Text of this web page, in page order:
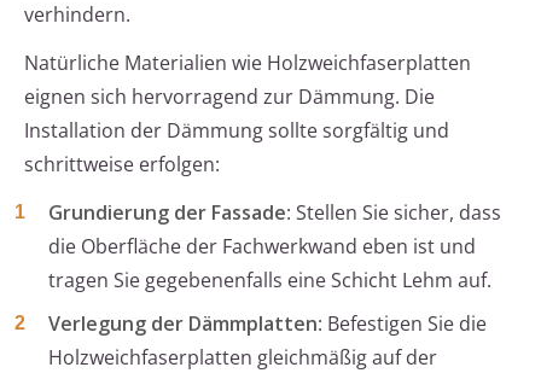
verhindern.
Natürliche Materialien wie Holzweichfaserplatten
eignen sich hervorragend zur Dämmung. Die
Installation der Dämmung sollte sorgfältig und
schrittweise erfolgen:
Grundierung der Fassade: Stellen Sie sicher, dass
die Oberfläche der Fachwerkwand eben ist und
tragen Sie gegebenenfalls eine Schicht Lehm auf.
Verlegung der Dämmplatten: Befestigen Sie die
Holzweichfaserplatten gleichmäßig auf der